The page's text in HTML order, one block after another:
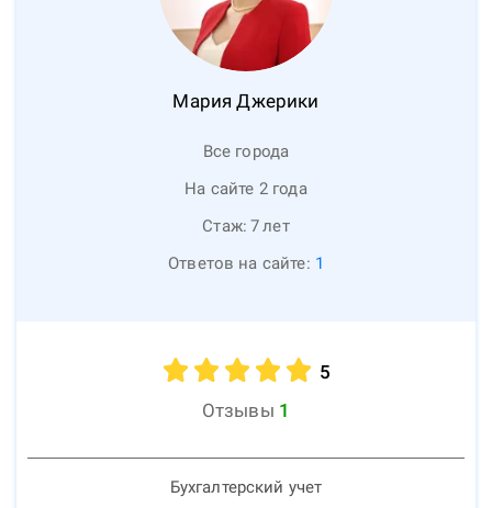
Мария Джерики
Все города
На сайте 2 года
Стаж: 7лет
Ответов на сайте: 1
5
Отзывы 1
Бухгалтерский учет